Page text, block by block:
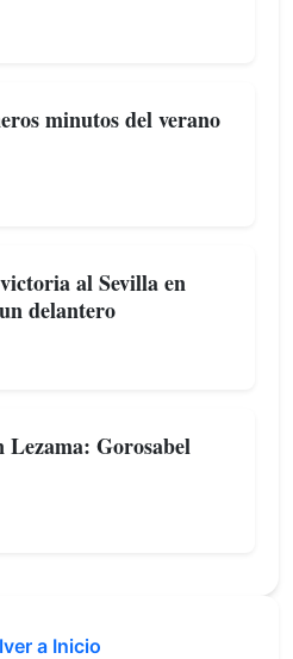
minutos del verano
al Sevilla en
delantero
Lezama: Gorosabel
a Inicio